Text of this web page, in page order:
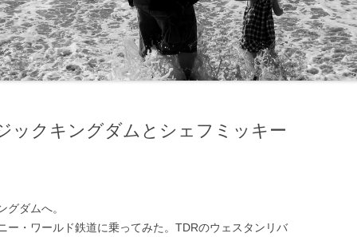
ックキングダムとシェフミッキー
ダムへ。
ー・ワールド鉄道に乗ってみた。TDRのウェスタンリバ